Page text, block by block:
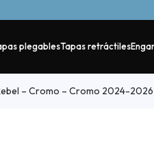
plegablesTapas retráctiles
– Cromo – Cromo 2024-2026